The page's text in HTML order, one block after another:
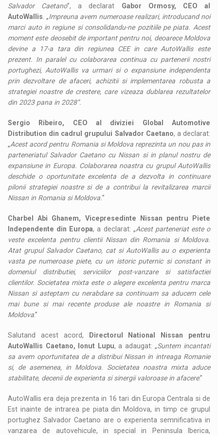
Salvador Caetano”, a declarat Gabor Ormosy, CEO al
AutoWallis. „Impreuna avem numeroase realizari, introducand noi
marci auto in regiune si consolidandu-ne pozitiile pe piata. Acest
moment este deosebit de important pentru noi, deoarece Moldova
devine a 17-a tara din regiunea CEE in care AutoWallis este
prezent. In paralel cu colaborarea continua cu partenerii nostri
portughezi, AutoWallis va urmari si o expansiune independenta
prin dezvoltare de afaceri, achizitii si implementarea robusta a
strategiei noastre de crestere, care vizeaza dublarea rezultatelor
din 2023 pana in 2028”.
Sergio Ribeiro, CEO al diviziei Global Automotive
Distribution din cadrul grupului Salvador Caetano, a declarat:
„Acest acord pentru Romania si Moldova reprezinta un nou pas in
parteneriatul Salvador Caetano cu Nissan si in planul nostru de
expansiune in Europa. Colaborarea noastra cu grupul AutoWallis
deschide o oportunitate excelenta de a dezvolta in continuare
pilonii strategiei noastre si de a contribui la revitalizarea marcii
Nissan in Romania si Moldova.”
Charbel Abi Ghanem, Vicepresedinte Nissan pentru Piete
Independente din Europa, a declarat: „Acest parteneriat este o
veste excelenta pentru clientii Nissan din Romania si Moldova.
Atat grupul Salvador Caetano, cat si AutoWallis au o experienta
vasta pe numeroase piete, cu un istoric puternic si constant in
domeniul distributiei, serviciilor post-vanzare si satisfactiei
clientilor. Societatea mixta este o alegere excelenta pentru marca
Nissan si asteptam cu nerabdare sa continuam sa aducem cele
mai bune si mai recente produse ale noastre in Romania si
Moldova.”
Salutand acest acord,
Directorul National Nissan pentru
AutoWallis Caetano, Ionut Lupu, a adaugat: „Suntem incantati
sa avem oportunitatea de a distribui Nissan in intreaga Romanie
si, de asemenea, in Moldova. Societatea noastra mixta aduce
stabilitate, decenii de experienta si sinergii valoroase in afacere.”
AutoWallis era deja prezenta in 16 tari din Europa Centrala si de
Est inainte de intrarea pe piata din Moldova, in timp ce grupul
portughez Salvador Caetano are o experienta semnificativa in
vanzarea de autovehicule, in special in Peninsula Iberica,